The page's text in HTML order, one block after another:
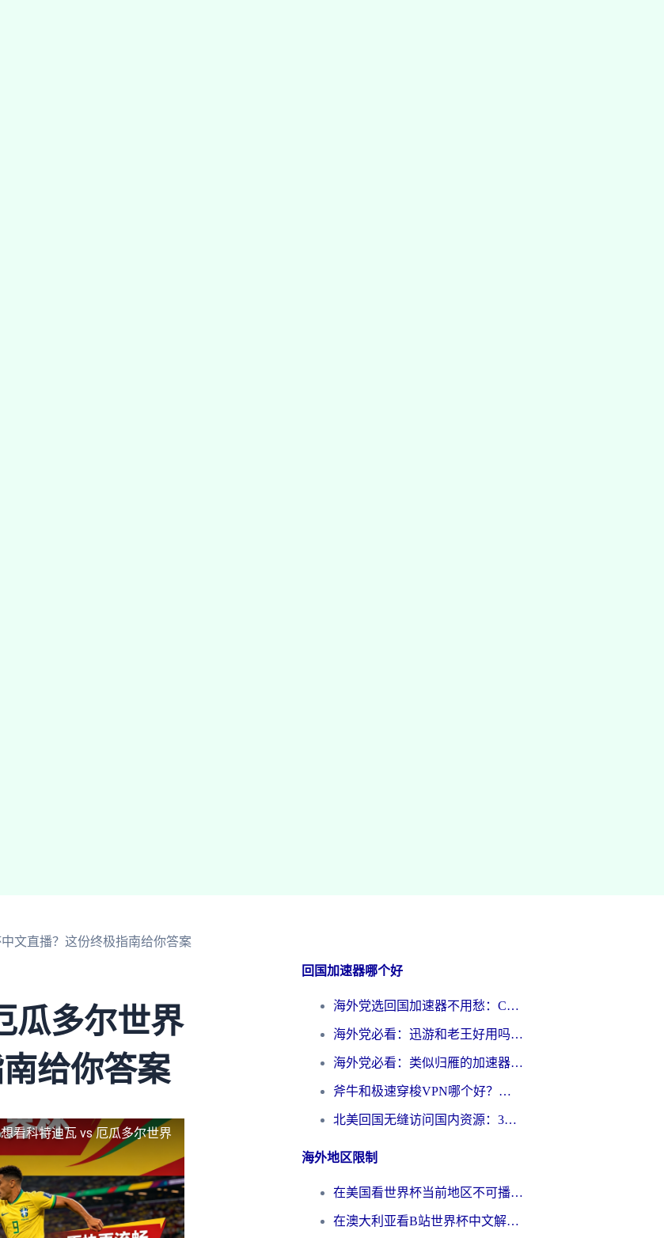
文直播？这份终极指南给你答案
瓜多尔世界
给你答案
看科特迪瓦 vs 厄瓜多尔世界
回国加速器哪个好
海外党选回国加速器不用愁：ChickCN和洞见哪个好？一篇搞定所有疑问
海外党必看：迅游和老王好用吗？3分钟选对加速国内网络的加速器
海外党必看：类似归雁的加速器怎么选？一篇搞定无缝访问国内资源
斧牛和极速穿梭VPN哪个好？海外党选回国加速器必看的真实对比与避坑指南
北美回国无缝访问国内资源：3年海外党亲测的加速器选择指南
海外地区限制
在美国看世界杯当前地区不可播放？海外党体育观赛终极指南来了！
在澳大利亚看B站世界杯中文解说仅限中国大陆？这篇指南帮你打破限制看遍赛事